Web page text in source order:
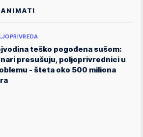
teško pogođena sušom:
presušuju, poljoprivrednici u
- šteta oko 500 miliona